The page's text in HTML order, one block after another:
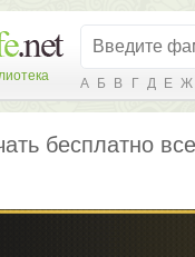
А Б В Г Д Е Ж
бесплатно